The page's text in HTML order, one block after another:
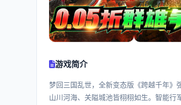
游戏简介
梦回三国乱世，全新变态版《跨越千年》
山川河海、关隘城池皆栩栩如生。智能行